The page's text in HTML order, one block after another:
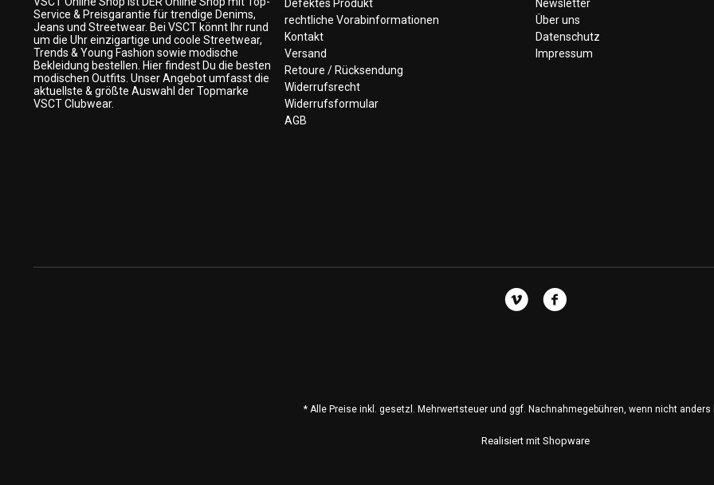
Service & Preisgarantie für trendige Denims,
Jeans und Streetwear. Bei VSCT könnt Ihr rund
um die Uhr einzigartige und coole Streetwear,
Trends & Young Fashion sowie modische
Bekleidung bestellen. Hier findest Du die besten
modischen Outfits. Unser Angebot umfasst die
aktuellste & größte Auswahl der Topmarke
VSCT Clubwear.
Defektes Produkt
rechtliche Vorabinformationen
Kontakt
Versand
Retoure / Rücksendung
Widerrufsrecht
Widerrufsformular
AGB
Newsletter
Über uns
Datenschutz
Impressum
* Alle Preise inkl. gesetzl. Mehrwertsteuer und ggf. Nachnahmegebühren, wenn nicht anders
Realisiert mit Shopware